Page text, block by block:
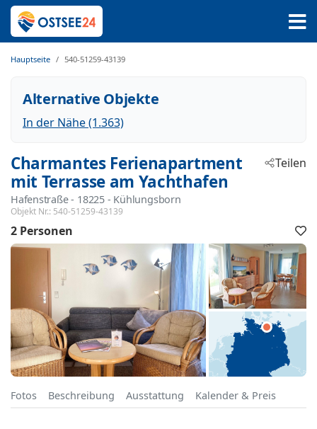
Hauptseite 540-51259-43139
Alternative Objekte
In der Nähe (1.363)
Charmantes Ferienapartment
mit Terrasse am Yachthafen
Hafenstraße - 18225 - Kühlungsborn
Objekt Nr.: 540-51259-43139
Teilen
2 Personen
Fotos Beschreibung Ausstattung Kalender & Preis